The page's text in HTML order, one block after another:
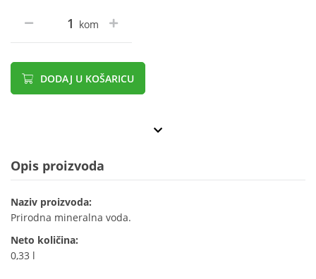
kom
DODAJ U KOŠARICU
Opis proizvoda
Naziv proizvoda:
Prirodna mineralna voda.
Neto količina:
0,33 l